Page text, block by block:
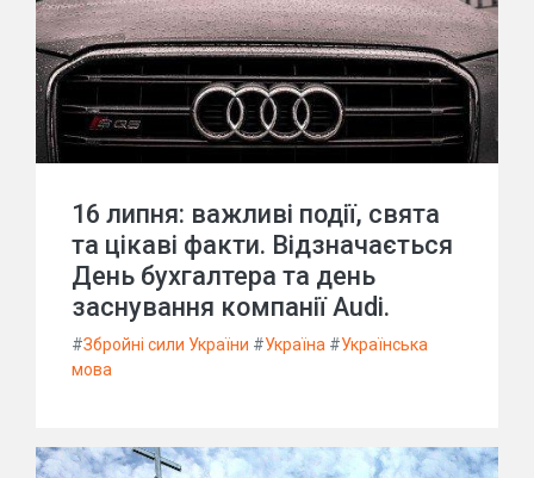
16 липня: важливі події, свята
та цікаві факти. Відзначається
День бухгалтера та день
заснування компанії Audi.
#Збройні сили України #Україна #Українська
мова